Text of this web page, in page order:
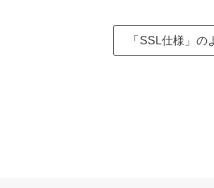
「SSL仕様」の